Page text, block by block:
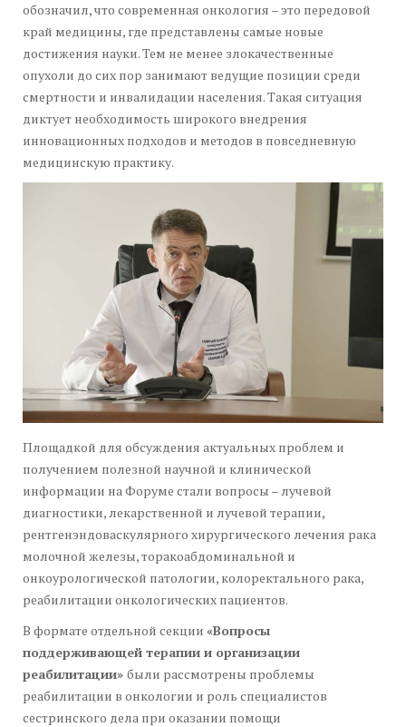
обозначил, что современная онкология – это передовой
край медицины, где представлены самые новые
достижения науки. Тем не менее злокачественные
опухоли до сих пор занимают ведущие позиции среди
смертности и инвалидации населения. Такая ситуация
диктует необходимость широкого внедрения
инновационных подходов и методов в повседневную
медицинскую практику.
Площадкой для обсуждения актуальных проблем и
получением полезной научной и клинической
информации на Форуме стали вопросы – лучевой
диагностики, лекарственной и лучевой терапии,
рентгенэндоваскулярного хирургического лечения рака
молочной железы, торакоабдоминальной и
онкоурологической патологии, колоректального рака,
реабилитации онкологических пациентов.
В формате отдельной секции «Вопросы
поддерживающей терапии и организации
реабилитации» были рассмотрены проблемы
реабилитации в онкологии и роль специалистов
сестринского дела при оказании помощи